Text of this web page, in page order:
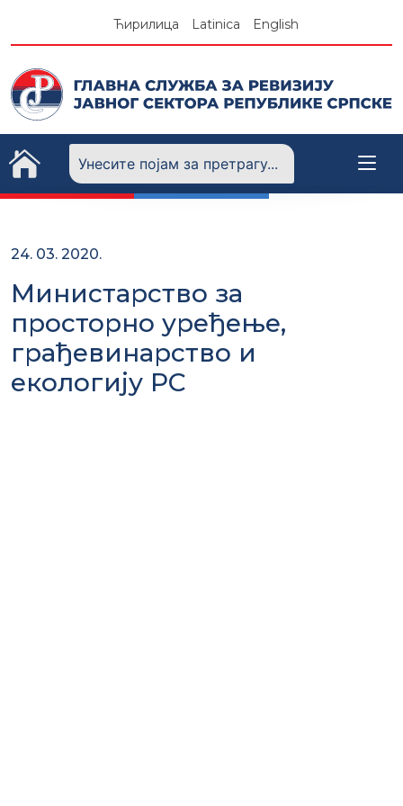
Ћирилица Latinica English
24. 03. 2020.
Министарство за
просторно уређење,
грађевинарство и
екологију РС